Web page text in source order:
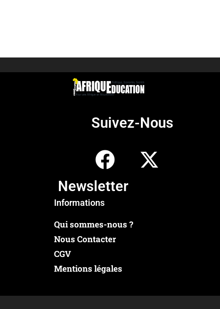
Suivez-Nous
Newsletter
Informations
Qui sommes-nous ?
Nous Contacter
CGV
Mentions légales